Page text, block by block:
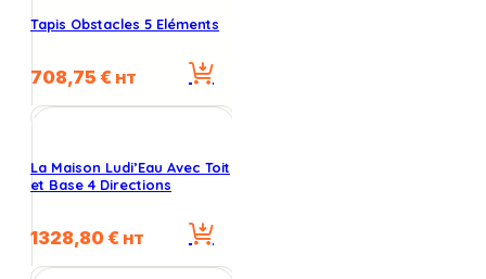
Tapis Obstacles 5 Eléments
708,75 € HT
La Maison Ludi’Eau Avec Toit
et Base 4 Directions
1328,80€ HT